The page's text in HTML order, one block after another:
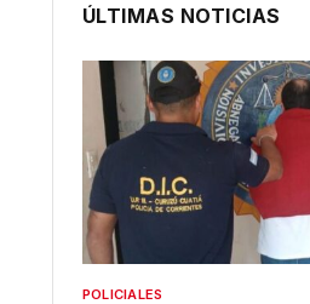
ÚLTIMAS NOTICIAS
POLICIALES